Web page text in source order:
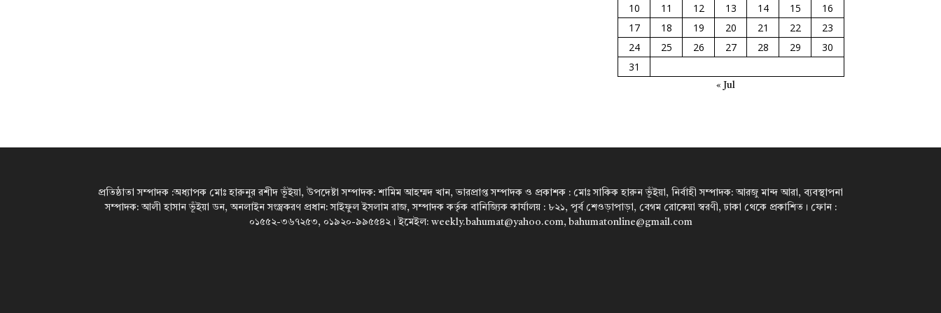
10 11 12 13 14 15
16
17
18 19 20 21 22
23
24
25 26 27 28 29
30
31
« Jul
প্রতিষ্ঠাতা সম্পাদক :অধ্যাপক মোঃ হারুনুর রশীদ ভূঁইয়া, উপদেষ্টা সম্পাদক: শামিম আহম্মদ খান, ভারপ্রাপ্ত সম্পাদক ও প্রকাশক : মোঃ সাকিক হারুন ভূঁইয়া, নির্বাহী সম্পাদক: আরজু মান্দ আরা, ব্যবস্থাপনা
সম্পাদক: আলী হাসান ভূঁইয়া ডন, অনলাইন সংস্ত্রকরণ প্রধান: সাইফুল ইসলাম রাজ, সম্পাদক কর্তৃক বানিজ্যিক কার্যালয় : ৮২১, পূর্ব শেওড়াপাড়া, বেগম রোকেয়া স্বরণী, ঢাকা থেকে প্রকাশিত। ফোন :
০১৫৫২-৩৬৭২৫৩, ০১৯২০-৯৯৫৫৪২। ইমেইল: weekly.bahumat@yahoo.com, bahumatonline@gmail.com